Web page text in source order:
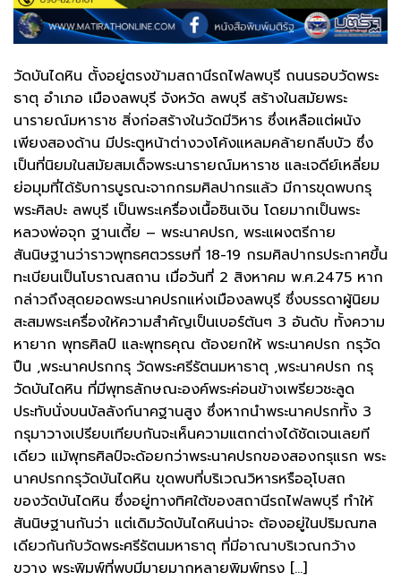
วัดบันไดหิน ตั้งอยู่ตรงข้ามสถานีรถไฟลพบุรี ถนนรอบวัดพระ
ธาตุ อำเภอ เมืองลพบุรี จังหวัด ลพบุรี สร้างในสมัยพระ
นารายณ์มหาราช สิ่งก่อสร้างในวัดมีวิหาร ซึ่งเหลือแต่ผนัง
เพียงสองด้าน มีประตูหน้าต่างวงโค้งแหลมคล้ายกลีบบัว ซึ่ง
เป็นที่นิยมในสมัยสมเด็จพระนารายณ์มหาราช และเจดีย์เหลี่ยม
ย่อมุมที่ได้รับการบูรณะจากกรมศิลปากรแล้ว มีการขุดพบกรุ
พระศิลปะ ลพบุรี เป็นพระเครื่องเนื้อชินเงิน โดยมากเป็นพระ
หลวงพ่อจุก ฐานเตี้ย – พระนาคปรก, พระแผงตรีกาย
สันนิษฐานว่าราวพุทธศตวรรษที่ 18-19 กรมศิลปากรประกาศขึ้น
ทะเบียนเป็นโบราณสถาน เมื่อวันที่ 2 สิงหาคม พ.ศ.2475 หาก
กล่าวถึงสุดยอดพระนาคปรกแห่งเมืองลพบุรี ซึ่งบรรดาผู้นิยม
สะสมพระเครื่องให้ความสำคัญเป็นเบอร์ต้นๆ 3 อันดับ ทั้งความ
หายาก พุทธศิลป์ และพุทธคุณ ต้องยกให้ พระนาคปรก กรุวัด
ปืน ,พระนาคปรกกรุ วัดพระศรีรัตนมหาธาตุ ,พระนาคปรก กรุ
วัดบันไดหิน ที่มีพุทธลักษณะองค์พระค่อนข้างเพรียวชะลูด
ประทับนั่งบนบัลลังก์นาคฐานสูง ซึ่งหากนำพระนาคปรกทั้ง 3
กรุมาวางเปรียบเทียบกันจะเห็นความแตกต่างได้ชัดเจนเลยที
เดียว แม้พุทธศิลป์จะด้อยกว่าพระนาคปรกของสองกรุแรก พระ
นาคปรกกรุวัดบันไดหิน ขุดพบที่บริเวณวิหารหรืออุโบสถ
ของวัดบันไดหิน ซึ่งอยู่ทางทิศใต้ของสถานีรถไฟลพบุรี ทำให้
สันนิษฐานกันว่า แต่เดิมวัดบันไดหินน่าจะ ต้องอยู่ในปริมณฑล
เดียวกันกับวัดพระศรีรัตนมหาธาตุ ที่มีอาณาบริเวณกว้าง
ขวาง พระพิมพ์ที่พบมีมายมากหลายพิมพ์ทรง […]